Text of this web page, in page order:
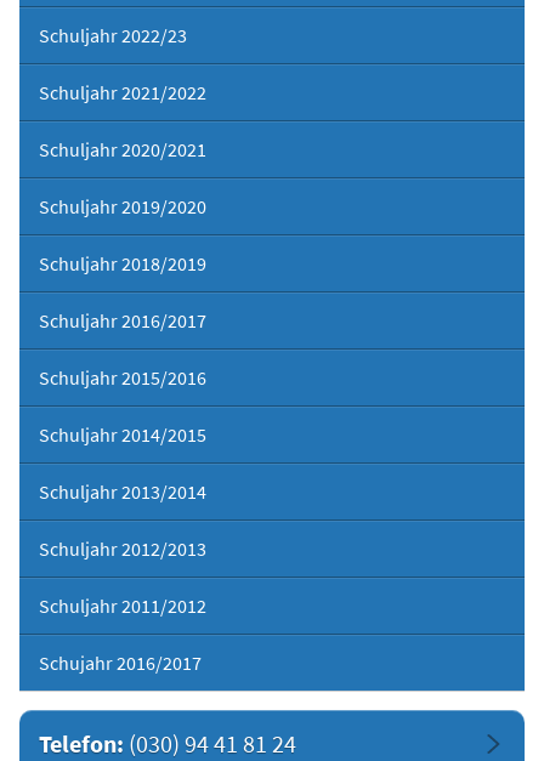
Schuljahr 2022/23
Schuljahr 2021/2022
Schuljahr 2020/2021
Schuljahr 2019/2020
Schuljahr 2018/2019
Schuljahr 2016/2017
Schuljahr 2015/2016
Schuljahr 2014/2015
Schuljahr 2013/2014
Schuljahr 2012/2013
Schuljahr 2011/2012
Schujahr 2016/2017
Telefon: (030) 94 41 81 24